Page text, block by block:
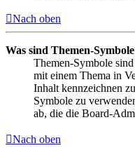
Nach oben
Was sind Themen-
Themen-Symbole
mit einem Thema in
Inhalt kennzeichnen
Symbole zu
ab, die die Board-
Nach oben